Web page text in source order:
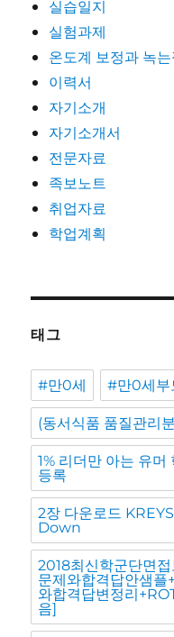
실습일지
실험과제
온도계 보정과 녹
이력서
자기소개
자기소개서
전문자료
족보노트
취업자료
학업계획
태그
#만0세 #만0세부
(동서식품 품질관리
1% 리더만 아는 유
등록
2장 다운로드
Down
2018최신학군단면
문제와합격답안샘플
와합격답변정리
음]